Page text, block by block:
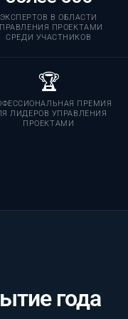
ЭКСПЕРТОВ В ОБЛАСТИ
ПРОЕКТАМИ
СРЕДИ УЧАСТНИКОВ
🏆
ПРЕМИЯ
ЛИДЕРОВ УПРАВЛЕНИЯ
ПРОЕКТАМИ
года